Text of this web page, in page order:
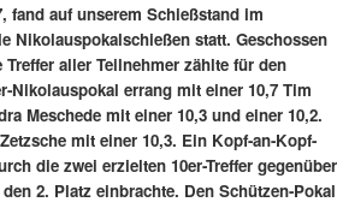
fand auf unserem Schießstand im
Nikolauspokalschießen statt. Geschossen
aller Teilnehmer zählte für den
Nikolauspokal errang mit einer 10,7 Tim
Meschede mit einer 10,3 und einer 10,2.
mit einer 10,3. Ein Kopf-an-Kopf-
die zwei erzielten 10er-Treffer gegenüber
2. Platz einbrachte. Den Schützen-Pokal